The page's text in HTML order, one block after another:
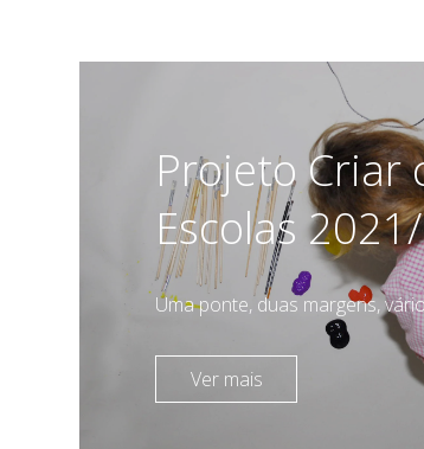
Projeto Criar
Escolas
Uma ponte, duas margens,
Ver mais